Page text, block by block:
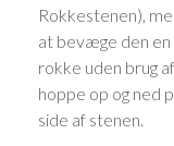
Rokkestenen),
at bevæge den en
rokke uden brug
hoppe op og ned
side af stenen.